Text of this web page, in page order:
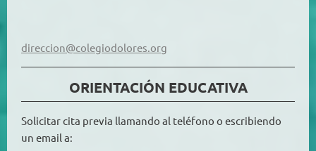
direccion@colegiodolores.org
ORIENTACIÓN EDUCATIVA
Solicitar cita previa llamando al teléfono o escribiendo
un email a: